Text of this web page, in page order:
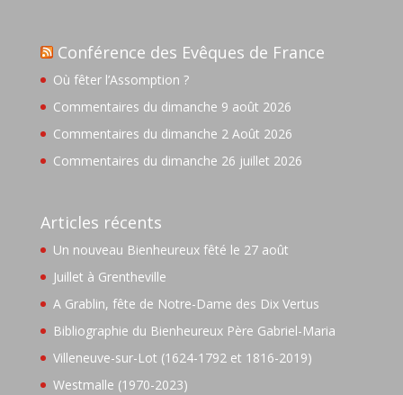
Conférence des Evêques de France
Où fêter l’Assomption ?
Commentaires du dimanche 9 août 2026
Commentaires du dimanche 2 Août 2026
Commentaires du dimanche 26 juillet 2026
Articles récents
Un nouveau Bienheureux fêté le 27 août
Juillet à Grentheville
A Grablin, fête de Notre-Dame des Dix Vertus
Bibliographie du Bienheureux Père Gabriel-Maria
Villeneuve-sur-Lot (1624-1792 et 1816-2019)
Westmalle (1970-2023)